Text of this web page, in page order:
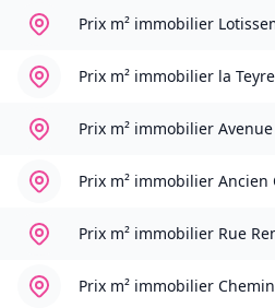
Prix m² immobilier
Prix m² immobilier la
Prix m² immobilier
Prix m² immobilier Ancien
Prix m² immobilier Rue
Prix m² immobilier